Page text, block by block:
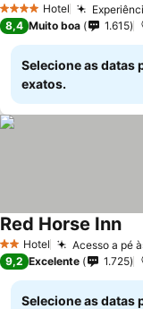
4 EstrelasHotel
8,4 Muito boa 1.615
Selecione as datas
exatos.
2 Estrelas
Hotel Acesso a pé
Red Horse Inn
9,2 Excelente 1.725
Selecione as datas